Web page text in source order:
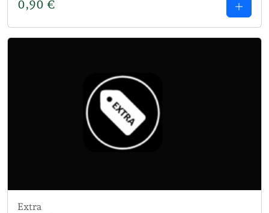
0,90 €
Extra